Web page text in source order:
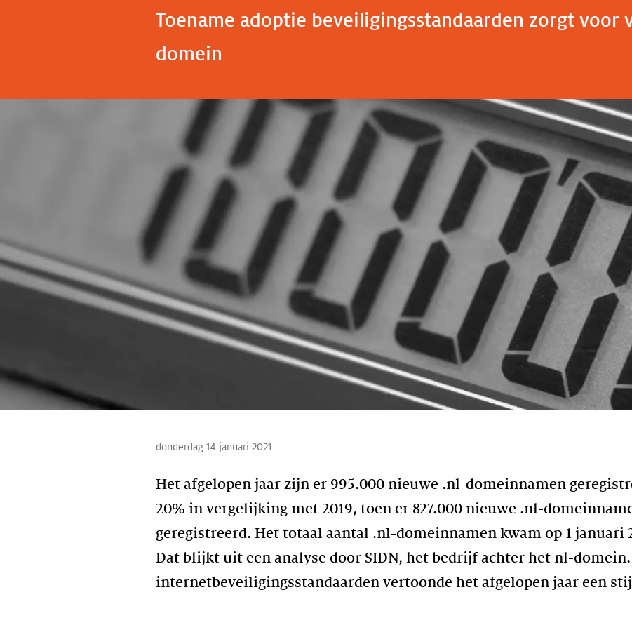
Toename adoptie beveiligingsstandaarden zorgt voor
domein
donderdag 14 januari 2021
Het afgelopen jaar zijn er 995.000 nieuwe .nl-domeinnamen
20% in vergelijking met 2019, toen er 827.000 nieuwe .nl-
geregistreerd. Het totaal aantal .nl-domeinnamen kwam op 1 januari
Dat blijkt uit een analyse door SIDN, het bedrijf achter het nl-domein.